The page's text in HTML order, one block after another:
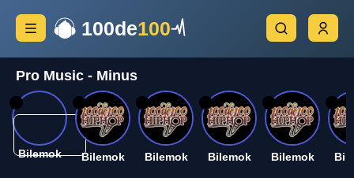
100de100
Pro Music - Minus
Bilemok Bilemok Bilemok Bilemok Bilemok